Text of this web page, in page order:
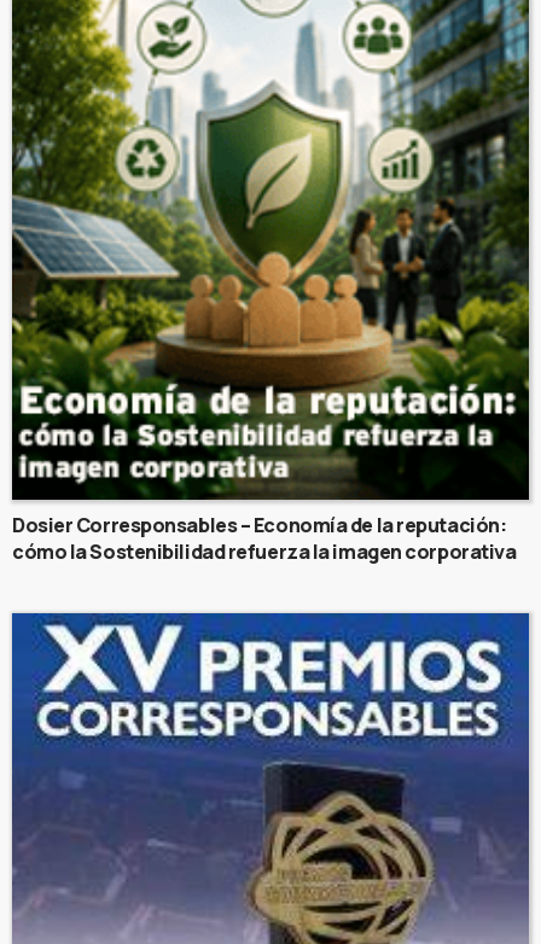
Dosier Corresponsables – Economía de la reputación:
cómo la Sostenibilidad refuerza la imagen corporativa